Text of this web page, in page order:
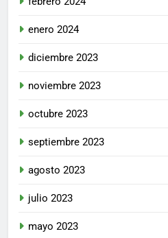
enero 2024
diciembre 2023
noviembre 2023
octubre 2023
septiembre 2023
agosto 2023
julio 2023
mayo 2023